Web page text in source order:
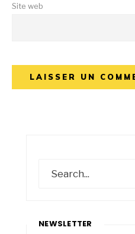
Site web
NEWSLETTER